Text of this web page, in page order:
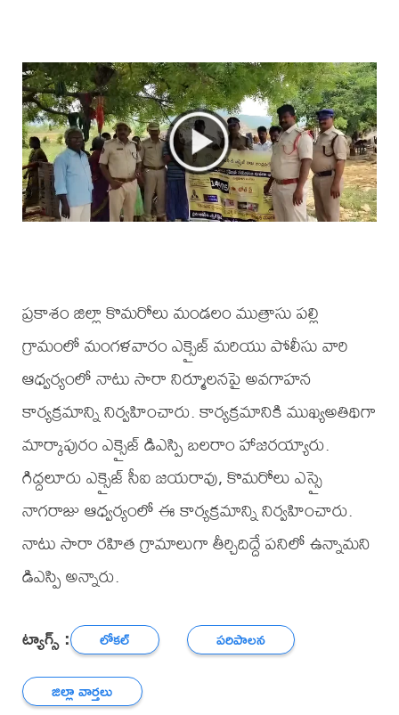
ప్రకాశం జిల్లా కొమరోలు మండలం ముత్రాసు పల్లి
గ్రామంలో మంగళవారం ఎక్సైజ్ మరియు పోలీసు వారి
ఆధ్వర్యంలో నాటు సారా నిర్మూలనపై అవగాహన
కార్యక్రమాన్ని నిర్వహించారు. కార్యక్రమానికి ముఖ్యఅతిథిగా
మార్కాపురం ఎక్సైజ్ డిఎస్పి బలరాం హాజరయ్యారు.
గిద్దలూరు ఎక్సైజ్ సీఐ జయరావు, కొమరోలు ఎస్సై
నాగరాజు ఆధ్వర్యంలో ఈ కార్యక్రమాన్ని నిర్వహించారు.
నాటు సారా రహిత గ్రామాలుగా తీర్చిదిద్దే పనిలో ఉన్నామని
డిఎస్పి అన్నారు.
ట్యాగ్స్ : లోకల్
పరిపాలన
జిల్లా వార్తలు